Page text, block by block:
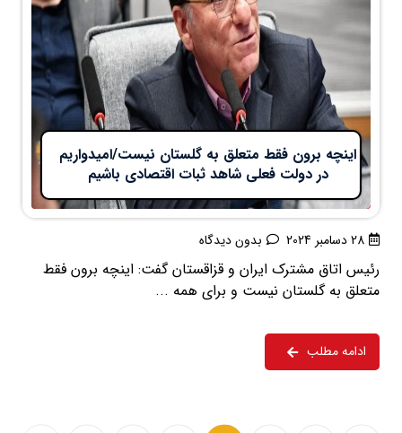
اینچه برون فقط متعلق به گلستان نیست/امیدواریم
در دولت فعلی شاهد ثبات اقتصادی باشیم
28 دسامبر 2024 بدون دیدگاه
رئیس اتاق مشترک ایران و قزاقستان گفت: اینچه برون فقط
متعلق به گلستان نیست و برای همه ...
ادامه مطلب